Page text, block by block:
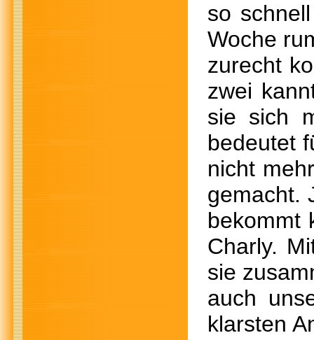
so
Woche
zurecht
zwei
sie sich
bedeutet
nicht
gemacht.
bekommt
Charly.
sie
auch
klarsten